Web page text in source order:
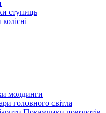
ступиць
молдинги
головного світла